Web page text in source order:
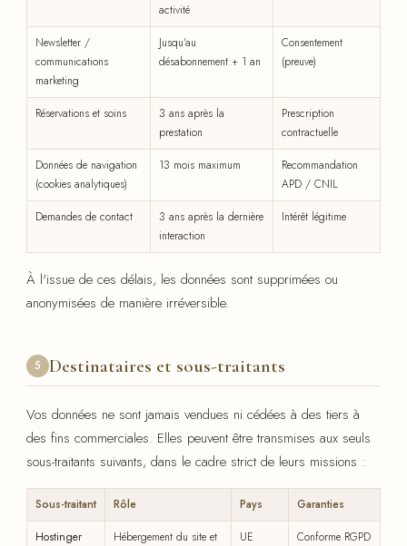
activité
Newsletter /
communications
marketing
Jusqu'au
désabonnement + 1 an
Consentement
(preuve)
Réservations et soins
3 ans après la
prestation
Prescription
contractuelle
Données de navigation
(cookies analytiques)
13 mois maximum
Recommandation
APD / CNIL
Demandes de contact
3 ans après la dernière
interaction
Intérêt légitime
À l'issue de ces délais, les données sont supprimées ou
anonymisées de manière irréversible.
5 Destinataires et sous-traitants
Vos données ne sont jamais vendues ni cédées à des tiers à
des fins commerciales. Elles peuvent être transmises aux seuls
sous-traitants suivants, dans le cadre strict de leurs missions :
Sous-traitant Rôle Pays
Garanties
Hostinger
Hébergement du site et
UE
Conforme RGPD